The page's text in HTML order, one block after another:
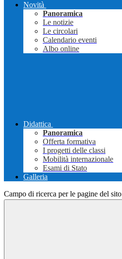
Novità
Panoramica
Le notizie
Le circolari
Calendario eventi
Albo online
Didattica
Panoramica
Offerta formativa
I progetti delle classi
Mobilità internazionale
Esami di Stato
Galleria
Campo di ricerca per le pagine del sito